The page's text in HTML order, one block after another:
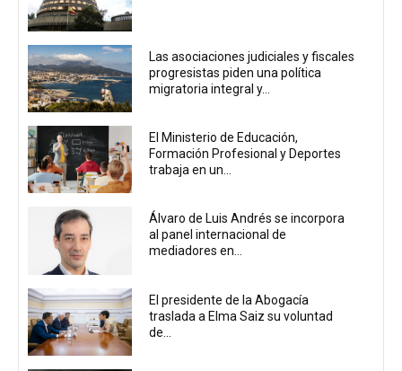
Las asociaciones judiciales y fiscales
progresistas piden una política
migratoria integral y...
El Ministerio de Educación,
Formación Profesional y Deportes
trabaja en un...
Álvaro de Luis Andrés se incorpora
al panel internacional de
mediadores en...
El presidente de la Abogacía
traslada a Elma Saiz su voluntad
de...